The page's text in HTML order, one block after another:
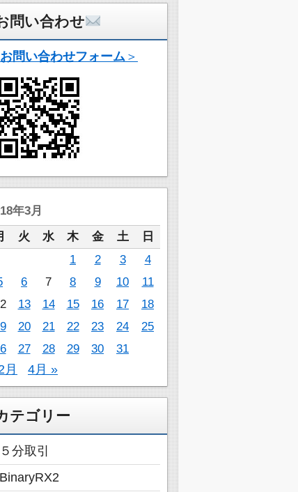
問い合わせ
お問い合わせフォーム ＞
年3月
火 水 木 金 土
日
1
2 3
4
6 7 8 9 10
11
13 14 15 16 17
18
20 21 22 23 24
25
27 28 29 30 31
月 4月 »
テゴリー
５分取引
BinaryRX2